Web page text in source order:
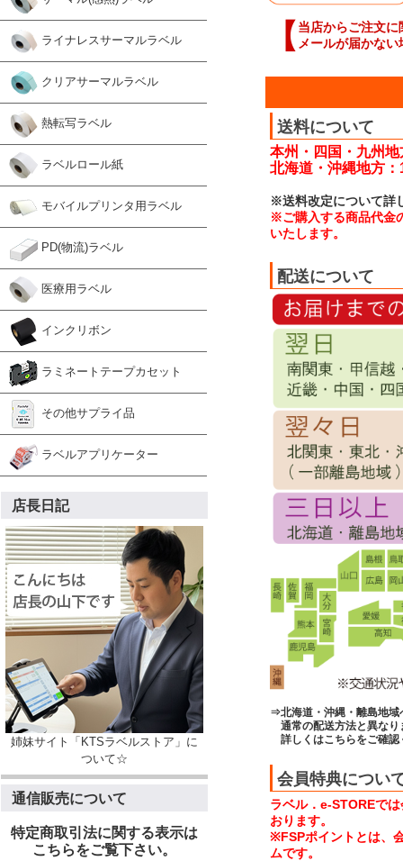
ライナレスサーマルラベル
クリアサーマルラベル
熱転写ラベル
ラベルロール紙
モバイルプリンタ用ラベル
PD(物流)ラベル
医療用ラベル
インクリボン
ラミネートテープカセット
その他サプライ品
ラベルアプリケーター
店長日記
姉妹サイト「KTSラベルストア」に
ついて☆
通信販売について
特定商取引法に関する表示は
こちらをご覧下さい。
【 当店からご注文に
メールが届かない
送料について
本州・四国・九州
北海道・沖縄地方：
※送料改定について詳
※ご購入する商品代金
いたします。
配送について
⇒北海道・沖縄・離島地域
通常の配送方法と異なり
詳しくはこちらをご確認
会員特典につい
ラベル．e-STOREで
おります。
※FSPポイントとは、
ムです。